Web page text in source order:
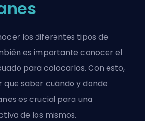
los diferentes tipos de
es importante conocer el
para colocarlos. Con esto,
que saber cuándo y dónde
es crucial para una
de los mismos.